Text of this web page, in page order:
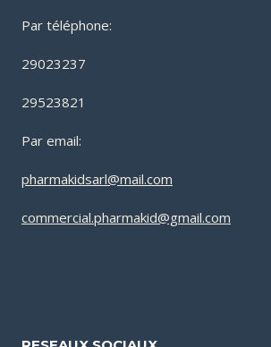
Par téléphone:
29023237
29523821
Par email:
pharmakidsarl@mail.com
commercial.pharmakid@gmail.com